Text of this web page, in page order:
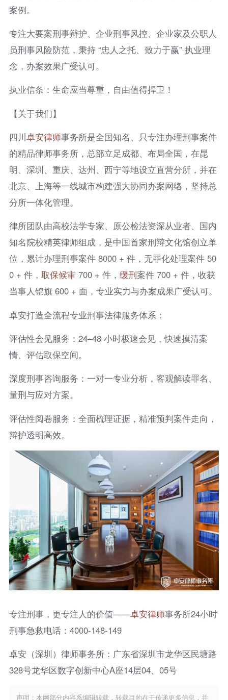
案例。
专注大要案刑事辩护、企业刑事风控、企业家及公职人
员刑事风险防范，秉持 “忠人之托、致力于赢” 执业理
念，办案效果广受认可。
执业信条：生命应当尊重，自由值得捍卫！
【关于我们】
四川卓安律师事务所是全国知名、只专注办理刑事案件
的精品律师事务所，总部立足成都、布局全国，在昆
明、深圳、重庆、达州、西宁等地设立直营分所，并在
北京、上海等一线城市构建强大协同办案网络，坚持总
分所一体化管理。
律所团队由高校法学专家、原公检法资深从业者、国内
知名院校精英律师组成，是中国首家刑辩文化馆创立单
位，累计办理刑事案件 8000 + 件，无罪化处理案件 50
0 + 件， 取保候审 700 + 件， 缓刑案件 700 + 件，收获
当事人锦旗 600 + 面，专业实力与办案成果广受认可。
卓安打造全流程专业刑事法律服务体系：
评估性会见服务：24–48 小时极速会见，快速摸清案
情、评估取保空间。
深度刑事咨询服务：一对一专业分析，客观解读罪名、
量刑与应对方案。
评估性阅卷服务：全面梳理证据，精准预判案件走向，
辩护透明高效。
专注刑事，更专注人的价值——卓安律师事务所24小时
刑事急救电话：4000-148-149
卓安（深圳）律师事务所：广东省深圳市龙华区民塘路
328号龙华区数字创新中心A座14层04、05号
声明：本网部分内容系编辑转载，转载目的在于传递更多信息，并